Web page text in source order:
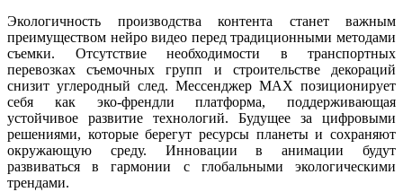
Экологичность производства контента станет важным
преимуществом нейро видео перед традиционными методами
съемки. Отсутствие необходимости в транспортных
перевозках съемочных групп и строительстве декораций
снизит углеродный след. Мессенджер MAX позиционирует
себя как эко-френдли платформа, поддерживающая
устойчивое развитие технологий. Будущее за цифровыми
решениями, которые берегут ресурсы планеты и сохраняют
окружающую среду. Инновации в анимации будут
развиваться в гармонии с глобальными экологическими
трендами.